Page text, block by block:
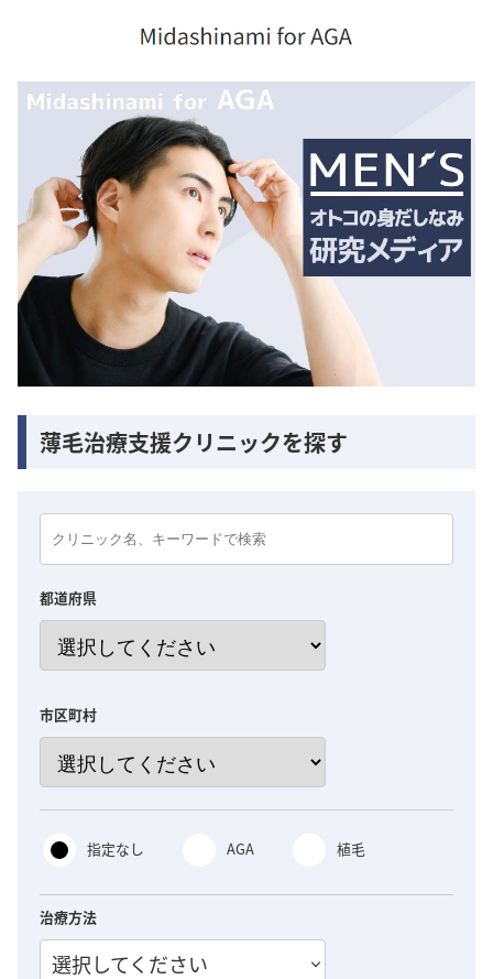
薄毛治療支援クリニックを探す
都道府県
市区町村
指定なし AGA 植毛
治療方法
選択してください